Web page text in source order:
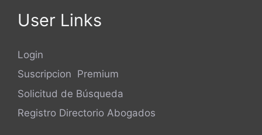
User Links
Login
Suscripcion Premium
Solicitud de Búsqueda
Registro Directorio Abogados